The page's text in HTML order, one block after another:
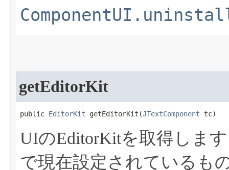
getEditorKit
public EditorKit getEditorKit​(JTextComponent tc)
UIのEditorKitを取得しま
で現在設定されているも